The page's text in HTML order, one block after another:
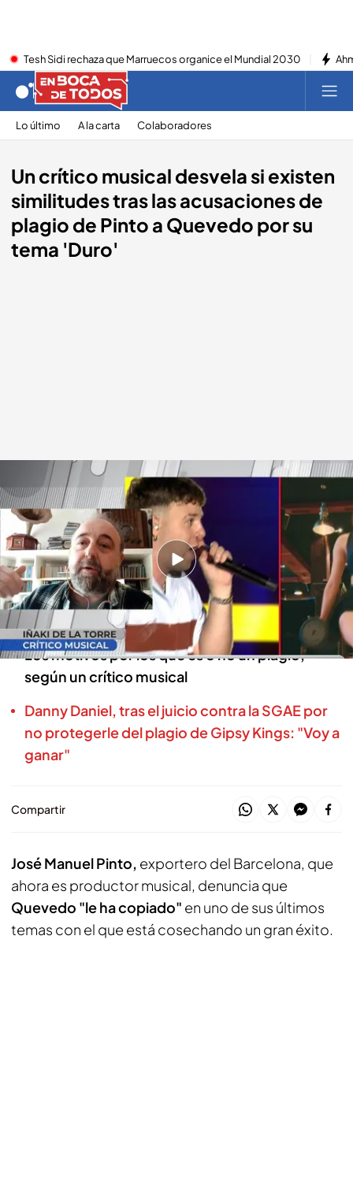
Tesh Sidi rechaza que Marruecos organice el Mundial 2030
Lo último A la carta Colaboradores
Un crítico musical desvela si existen
similitudes tras las acusaciones de
plagio de Pinto a Quevedo por su
tema 'Duro'
Iñaki de la Torre, crítico musical cuatro.com
En boca de todos
02 DIC 2024 - 13:15h.
Quevedo ha sido acusado de plagio por parte
del exportero del Barcelona, Pinto: "¿'Duro' o
'Duri'?
Los motivos por los que es o no un plagio,
según un crítico musical
Danny Daniel, tras el juicio contra la SGAE por
no protegerle del plagio de Gipsy Kings: "Voy a
ganar"
Compartir
José Manuel Pinto, exportero del Barcelona, que
ahora es productor musical, denuncia que
Quevedo "le ha copiado" en uno de sus últimos
temas con el que está cosechando un gran éxito.